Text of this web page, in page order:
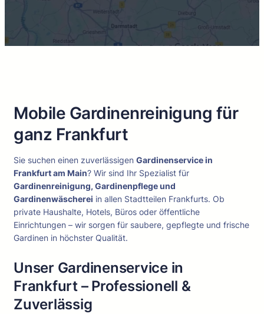
Mobile Gardinenreinigung für
ganz Frankfurt
Sie suchen einen zuverlässigen Gardinenservice in
Frankfurt am Main? Wir sind Ihr Spezialist für
Gardinenreinigung, Gardinenpflege und
Gardinenwäscherei in allen Stadtteilen Frankfurts. Ob
private Haushalte, Hotels, Büros oder öffentliche
Einrichtungen – wir sorgen für saubere, gepflegte und frische
Gardinen in höchster Qualität.
Unser Gardinenservice in
Frankfurt – Professionell &
Zuverlässig